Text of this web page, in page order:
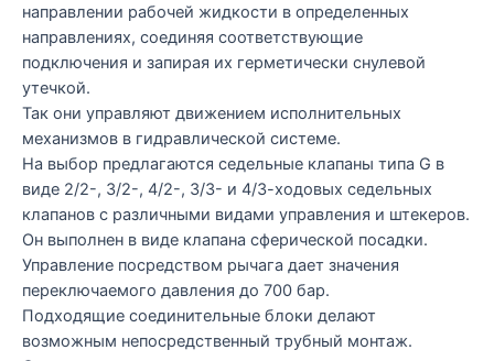
направлении рабочей жидкости в определенных
направлениях, соединяя соответствующие
подключения и запирая их герметически снулевой
утечкой.
Так они управляют движением исполнительных
механизмов в гидравлической системе.
На выбор предлагаются седельные клапаны типа G в
виде 2/2-, 3/2-, 4/2-, 3/3- и 4/3-ходовых седельных
клапанов с различными видами управления и штекеров.
Он выполнен в виде клапана сферической посадки.
Управление посредством рычага дает значения
переключаемого давления до 700 бар.
Подходящие соединительные блоки делают
возможным непосредственный трубный монтаж.